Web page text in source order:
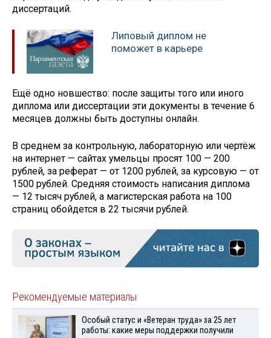
диссертаций.
Липовый диплом не
поможет в карьере
Ещё одно новшество: после защиты того или иного
диплома или диссертации эти документы в течение 6
месяцев должны быть доступны онлайн.
В среднем за контрольную, лабораторную или чертёж
на интернет — сайтах умельцы просят 100 — 200
рублей, за реферат — от 1200 рублей, за курсовую — от
1500 рублей. Средняя стоимость написания диплома
— 12 тысяч рублей, а магистерская работа на 100
страниц обойдется в 22 тысячи рублей.
Рекомендуемые материалы
Особый статус и «Ветеран труда» за 25 лет
работы: какие меры поддержки получили